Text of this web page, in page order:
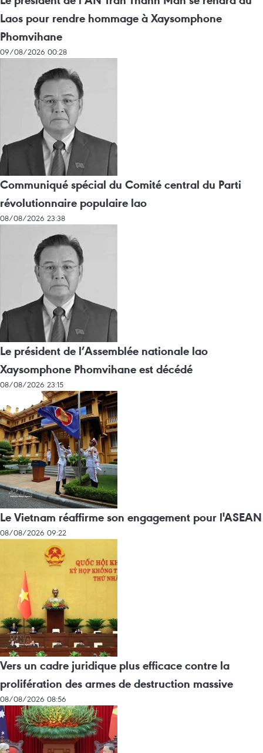
Laos pour rendre hommage à Xaysomphone
Phomvihane
09/08/2026 00:28
Communiqué spécial du Comité central du Parti
révolutionnaire populaire lao
08/08/2026 23:38
Le président de l’Assemblée nationale lao
Xaysomphone Phomvihane est décédé
08/08/2026 23:15
Le Vietnam réaffirme son engagement pour l'ASEAN
08/08/2026 09:22
Vers un cadre juridique plus efficace contre la
prolifération des armes de destruction massive
08/08/2026 08:56